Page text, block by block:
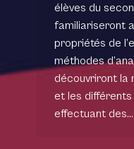
élèves du
familiariseront
propriétés de
méthodes
découvriront la
et les différents
effectuant des…